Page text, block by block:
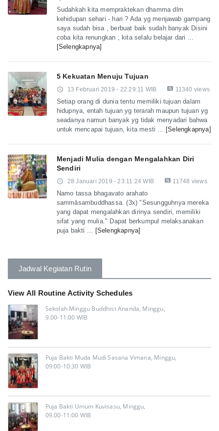
Sudahkah kita mempraktekan dhamma dlm
kehidupan sehari - hari ? Ada yg menjawab gampang
saya sudah bisa , berbuat baik sudah banyak Disini
coba kita renungkan , kita selalu belajar dari ...
[Selengkapnya]
5 Kekuatan Menuju Tujuan
access_time 13 Februari 2019 - 22:29:11 WIB pageview 11340 views
Setiap orang di dunia tentu memiliki tujuan dalam
hidupnya, entah tujuan yg terarah maupun tujuan yg
seadanya namun banyak yg tidak menyadari bahwa
untuk mencapai tujuan, kita mesti ... [Selengkapnya]
Menjadi Mulia dengan Mengalahkan Diri
Sendiri
access_time 28 Januari 2019 - 23:11:24 WIB pageview 11748 views
Namo tassa bhagavato arahato
sammāsambuddhassa. (3x) "Sesungguhnya mereka
yang dapat mengalahkan dirinya sendiri, memiliki
sifat yang mulia." Dapat berkumpul melaksanakan
puja bakti ... [Selengkapnya]
Jadwal Kegiatan Rutin
View All Routine Activity Schedules
Sekolah Minggu Buddhist Ananda, Minggu,
9.00-11:00 WIB
Puja Bakti Muda Mudi Sasana Vimana, Minggu,
09:00-10:30 WIB
Puja Bakti Umum Kuvisasu, Minggu,
09.00-11:00 WIB